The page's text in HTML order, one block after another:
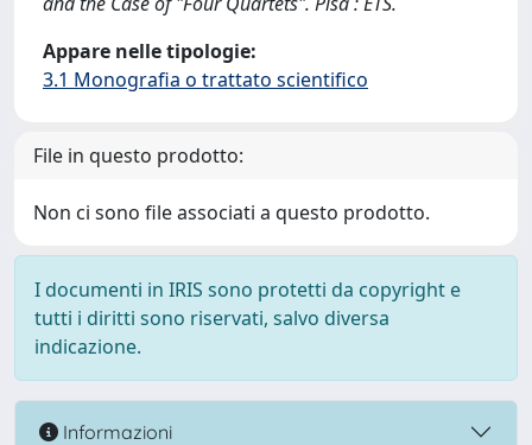
Appare nelle tipologie:
3.1 Monografia o trattato scientifico
File in questo prodotto:
Non ci sono file associati a questo prodotto.
I documenti in IRIS sono protetti da copyright e
tutti i diritti sono riservati, salvo diversa
indicazione.
Informazioni